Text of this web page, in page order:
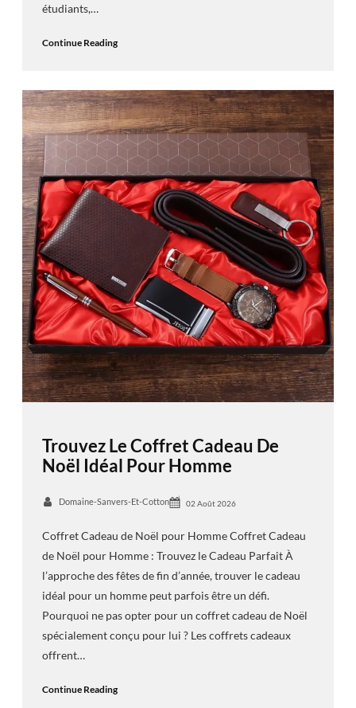
étudiants,…
Continue Reading
Trouvez Le Coffret Cadeau De
Noël Idéal Pour Homme
Domaine-Sanvers-Et-Cotton 02 Août 2026
Coffret Cadeau de Noël pour Homme Coffret Cadeau
de Noël pour Homme : Trouvez le Cadeau Parfait À
l’approche des fêtes de fin d’année, trouver le cadeau
idéal pour un homme peut parfois être un défi.
Pourquoi ne pas opter pour un coffret cadeau de Noël
spécialement conçu pour lui ? Les coffrets cadeaux
offrent…
Continue Reading